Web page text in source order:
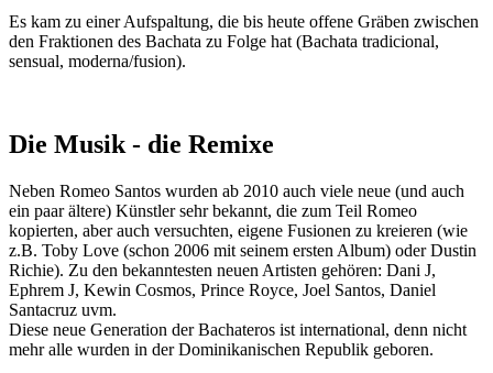
Es kam zu einer Aufspaltung, die bis heute offene Gräben zwischen
den Fraktionen des Bachata zu Folge hat (Bachata tradicional,
sensual, moderna/fusion).
Die Musik - die Remixe
Neben Romeo Santos wurden ab 2010 auch viele neue (und auch
ein paar ältere) Künstler sehr bekannt, die zum Teil Romeo
kopierten, aber auch versuchten, eigene Fusionen zu kreieren (wie
z.B. Toby Love (schon 2006 mit seinem ersten Album) oder Dustin
Richie). Zu den bekanntesten neuen Artisten gehören: Dani J,
Ephrem J, Kewin Cosmos, Prince Royce, Joel Santos, Daniel
Santacruz uvm.
Diese neue Generation der Bachateros ist international, denn nicht
mehr alle wurden in der Dominikanischen Republik geboren.